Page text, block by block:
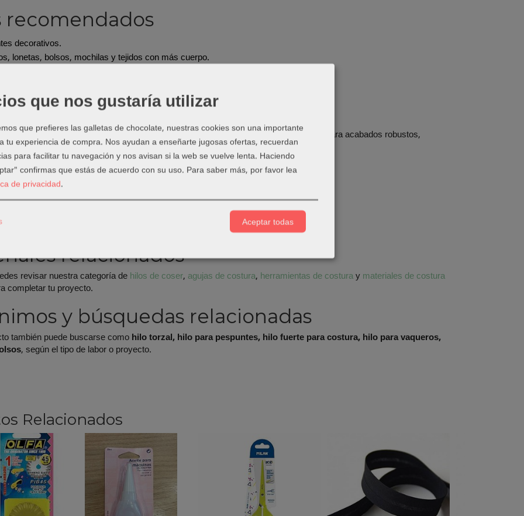
recomendados
decorativos.
lonetas, bolsos, mochilas y tejidos con más cuerpo.
elegir este producto
cuando busques una puntada más marcada que con un hilo convencional. Es útil para acabados robustos,
visibles.
de uso
aguja adecuada al grosor del hilo.
prueba en un retal, especialmente en telas gruesas o varias capas.
relacionados
revisar nuestra categoría dehilos de coser, agujas de costura, herramientas de costuraymateriales de costura
completar tu proyecto.
y búsquedas relacionadas
también puede buscarse comohilo torzal, hilo para pespuntes, hilo fuerte para costura, hilo para vaqueros,
, según el tipo de labor o proyecto.
Relacionados
que nos gustaría utilizar
que prefieres las galletas de chocolate, nuestras cookies son una importante
tu experiencia de compra. Nos ayudan a enseñarte jugosas ofertas, recuerdan
para facilitar tu navegación y nos avisan si la web se vuelve lenta. Haciendo
confirmas que estás de acuerdo con su uso. Para saber más, por favor lea
de privacidad.
Aceptar todas